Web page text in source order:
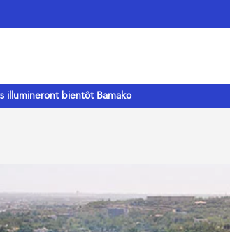
illumineront bientôt Bamako